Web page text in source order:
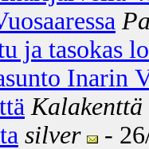
ja tasokas
Inarin
Kalakenttä
silver
-